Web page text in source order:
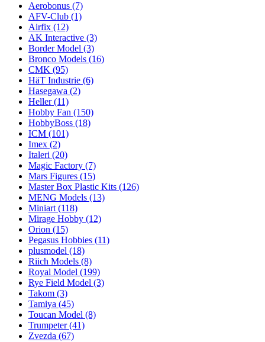
Aerobonus (7)
AFV-Club (1)
Airfix (12)
AK Interactive (3)
Border Model (3)
Bronco Models (16)
CMK (95)
HäT Industrie (6)
Hasegawa (2)
Heller(11)
Hobby Fan (150)
HobbyBoss (18)
ICM (101)
Imex (2)
Italeri (20)
Magic Factory (7)
Mars Figures (15)
Master Box Plastic Kits (126)
MENG Models (13)
Miniart (118)
Mirage Hobby (12)
Orion (15)
Pegasus Hobbies (11)
plusmodel (18)
Riich Models (8)
Royal Model (199)
Rye Field Model (3)
Takom (3)
Tamiya (45)
Toucan Model (8)
Trumpeter(41)
Zvezda (67)